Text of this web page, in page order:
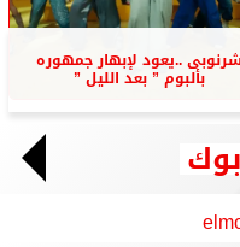
شرنوبى ..يعود لإبهار جمهوره
بألبوم ” بعد الليل ”